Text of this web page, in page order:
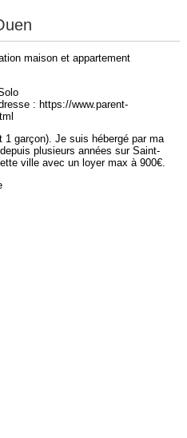
maison et appartement
: https://www.parent-
garçon). Je suis hébergé par ma
plusieurs années sur Saint-
ville avec un loyer max à 900€.